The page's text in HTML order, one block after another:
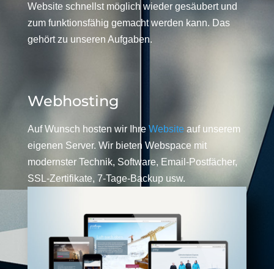
Website schnellst möglich wieder gesäubert und
zum funktionsfähig gemacht werden kann. Das
gehört zu unseren Aufgaben.
Webhosting
Auf Wunsch hosten wir Ihre Website auf unserem
eigenen Server. Wir bieten Webspace mit
modernster Technik, Software, Email-Postfächer,
SSL-Zertifikate, 7-Tage-Backup usw.